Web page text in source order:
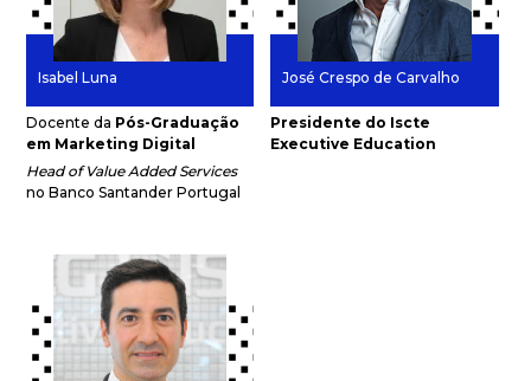
Isabel Luna
Docente da Pós-Graduação
em Marketing Digital
Head of Value Added Services
no Banco Santander Portugal
José Crespo de Carvalho
Presidente do Iscte
Executive Education